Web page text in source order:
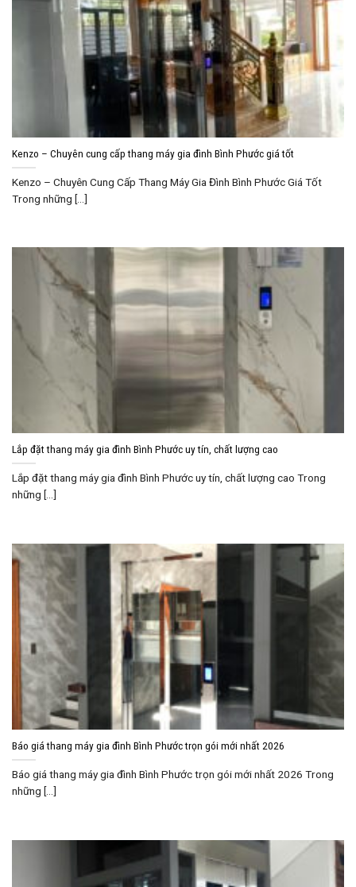
Kenzo – Chuyên cung cấp thang máy gia đình Bình Phước giá tốt
Kenzo – Chuyên Cung Cấp Thang Máy Gia Đình Bình Phước Giá Tốt
Trong những [...]
Lắp đặt thang máy gia đình Bình Phước uy tín, chất lượng cao
Lắp đặt thang máy gia đình Bình Phước uy tín, chất lượng cao Trong
những [...]
Báo giá thang máy gia đình Bình Phước trọn gói mới nhất 2026
Báo giá thang máy gia đình Bình Phước trọn gói mới nhất 2026 Trong
những [...]